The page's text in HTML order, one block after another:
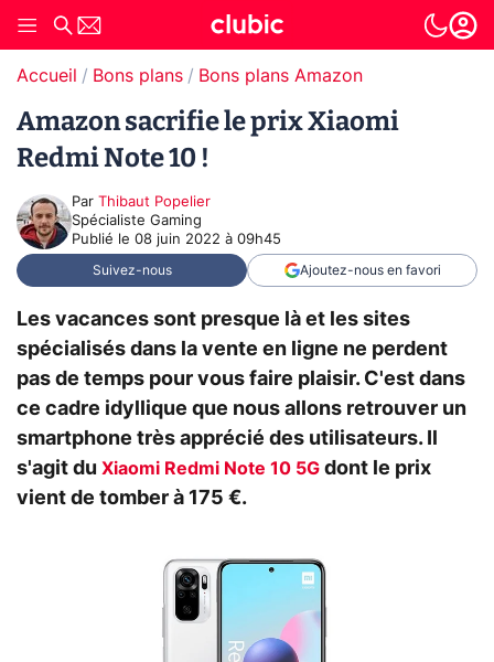
Accueil Bons plans Bons plans Amazon
Amazon sacrifie le prix Xiaomi
Redmi Note 10 !
Par Thibaut Popelier
Spécialiste Gaming
Publié le 08 juin 2022 à 09h45
Suivez-nous Ajoutez-nous en favori
Les vacances sont presque là et les sites
spécialisés dans la vente en ligne ne perdent
pas de temps pour vous faire plaisir. C'est dans
ce cadre idyllique que nous allons retrouver un
smartphone très apprécié des utilisateurs. Il
s'agit du Xiaomi Redmi Note 10 5G dont le prix
vient de tomber à 175 €.